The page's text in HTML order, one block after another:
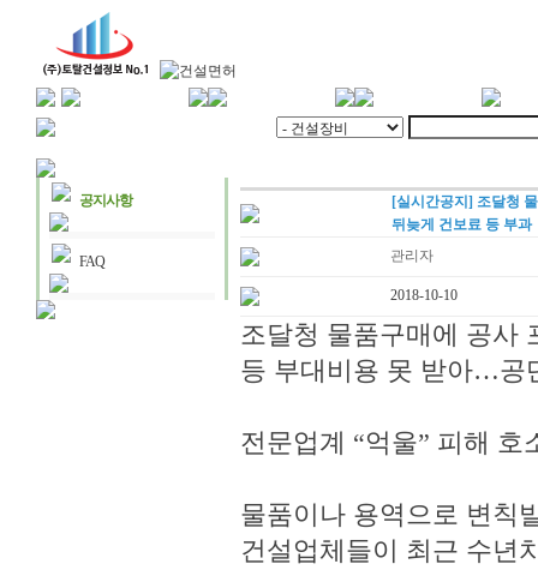
공지사항
FAQ
[실시간공지] 조달청
뒤늦게 건보료 등 부과
관리자
2018-10-10
조달청 물품구매에 공사
등 부대비용 못 받아…공
전문업계 “억울” 피해 호
물품이나 용역으로 변칙
건설업체들이 최근 수년